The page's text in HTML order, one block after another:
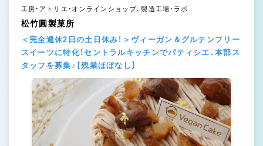
工房・アトリエ・オンラインショップ、製造工場・ラボ
松竹圓製菓所
＜完全週休2日の土日休み！＞ヴィーガン＆グルテンフリー
スイーツに特化！セントラルキッチンでパティシエ、本部ス
タッフを募集♪【残業ほぼなし】